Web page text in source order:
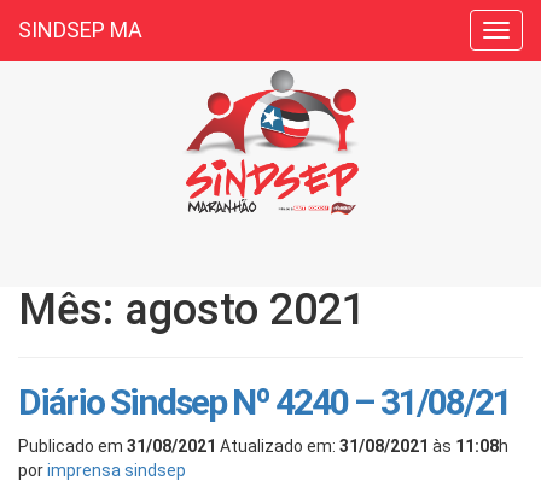
SINDSEP MA
Mês: agosto 2021
Diário Sindsep Nº 4240 – 31/08/21
Publicado em 31/08/2021 Atualizado em: 31/08/2021 às 11:08h
porimprensa sindsep